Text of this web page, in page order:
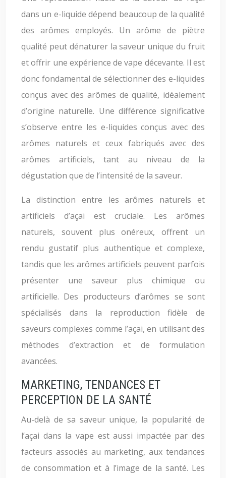
dans un e-liquide dépend beaucoup de la qualité
des arômes employés. Un arôme de piètre
qualité peut dénaturer la saveur unique du fruit
et offrir une expérience de vape décevante. Il est
donc fondamental de sélectionner des e-liquides
conçus avec des arômes de qualité, idéalement
d’origine naturelle. Une différence significative
s’observe entre les e-liquides conçus avec des
arômes naturels et ceux fabriqués avec des
arômes artificiels, tant au niveau de la
dégustation que de l’intensité de la saveur.
La distinction entre les arômes naturels et
artificiels d’açai est cruciale. Les arômes
naturels, souvent plus onéreux, offrent un
rendu gustatif plus authentique et complexe,
tandis que les arômes artificiels peuvent parfois
présenter une saveur plus chimique ou
artificielle. Des producteurs d’arômes se sont
spécialisés dans la reproduction fidèle de
saveurs complexes comme l’açai, en utilisant des
méthodes d’extraction et de formulation
avancées.
MARKETING, TENDANCES ET
PERCEPTION DE LA SANTÉ
Au-delà de sa saveur unique, la popularité de
l’açai dans la vape est aussi impactée par des
facteurs associés au marketing, aux tendances
de consommation et à l’image de la santé. Les